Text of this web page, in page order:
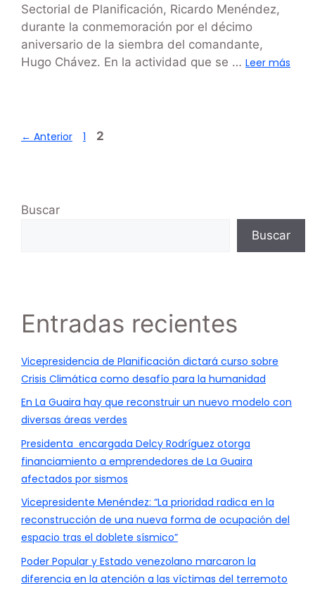
Sectorial de Planificación, Ricardo Menéndez,
durante la conmemoración por el décimo
aniversario de la siembra del comandante,
Hugo Chávez. En la actividad que se … Leer más
← Anterior 1 2
Buscar
Buscar
Entradas recientes
Vicepresidencia de Planificación dictará curso sobre
Crisis Climática como desafío para la humanidad
En La Guaira hay que reconstruir un nuevo modelo con
diversas áreas verdes
Presidenta encargada Delcy Rodríguez otorga
financiamiento a emprendedores de La Guaira
afectados por sismos
Vicepresidente Menéndez: “La prioridad radica en la
reconstrucción de una nueva forma de ocupación del
espacio tras el doblete sísmico”
Poder Popular y Estado venezolano marcaron la
diferencia en la atención a las víctimas del terremoto